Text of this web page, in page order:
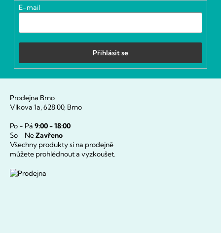
E-mail
Přihlásit se
Prodejna Brno
Vlkova 1a, 628 00, Brno
Po - Pá 9:00 - 18:00
So - NeZavřeno
Všechny produkty si na prodejně
můžete prohlédnout a vyzkoušet.